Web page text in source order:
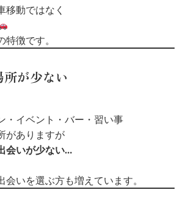
移動ではなく
特徴です。
が少ない
・イベント ・バー ・習い事
がありますが
会いが少ない…
会いを選ぶ方も増えています。